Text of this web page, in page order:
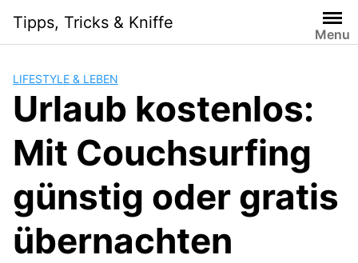
content
Tipps, Tricks & Kniffe
Menu
LIFESTYLE & LEBEN
Urlaub kostenlos:
Mit Couchsurfing
günstig oder gratis
übernachten